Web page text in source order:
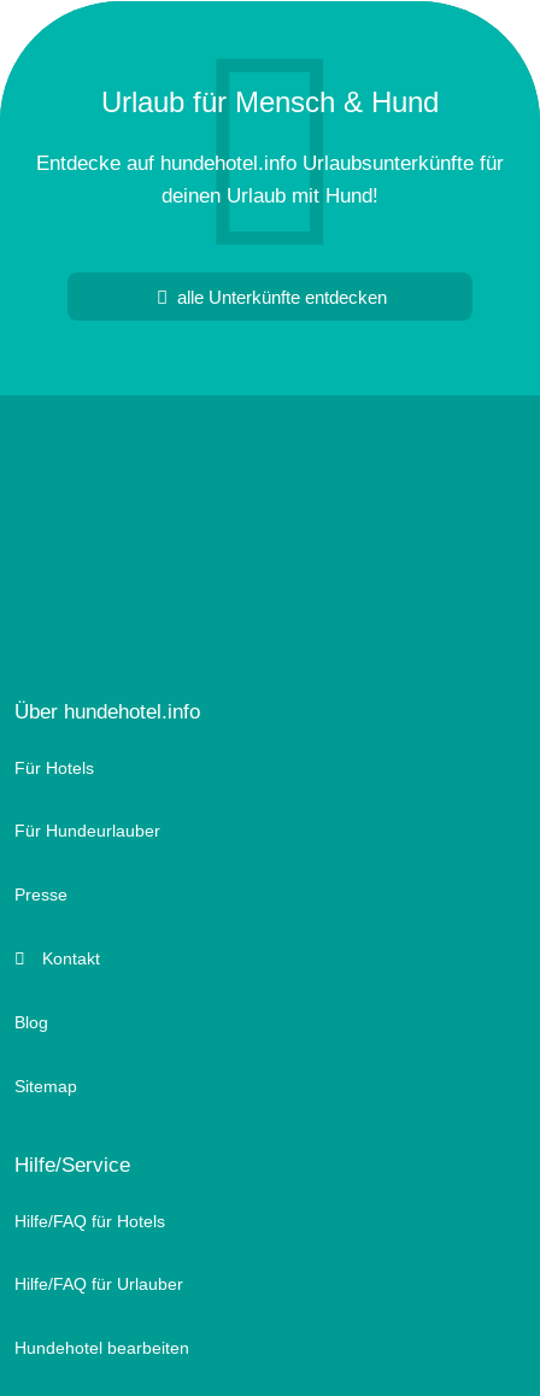
Urlaub für Mensch & Hund
Entdecke auf hundehotel.info Urlaubsunterkünfte für
deinen Urlaub mit Hund!
alle Unterkünfte entdecken
Über hundehotel.info
Für Hotels
Für Hundeurlauber
Presse
Kontakt
Blog
Sitemap
Hilfe/Service
Hilfe/FAQ für Hotels
Hilfe/FAQ für Urlauber
Hundehotel bearbeiten